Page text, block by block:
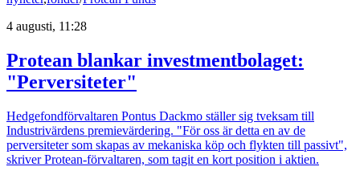
4 augusti, 11:28
Protean blankar investmentbolaget:
"Perversiteter"
Hedgefondförvaltaren Pontus Dackmo ställer sig tveksam till
Industrivärdens premievärdering. "För oss är detta en av de
perversiteter som skapas av mekaniska köp och flykten till passivt",
skriver Protean-förvaltaren, som tagit en kort position i aktien.